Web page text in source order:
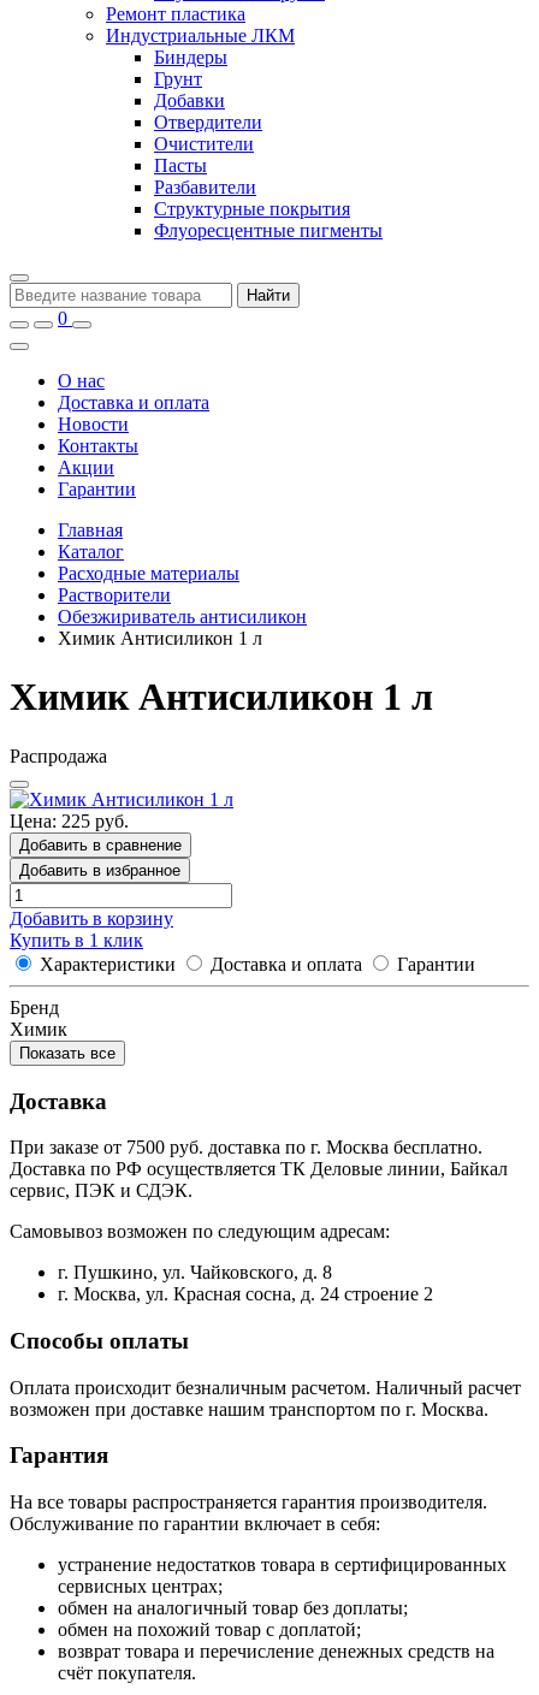
Ремонт пластика
Индустриальные ЛКМ
Биндеры
Грунт
Добавки
Отвердители
Очистители
Пасты
Разбавители
Структурные покрытия
Флуоресцентные пигменты
Найти
0
О нас
Доставка и оплата
Новости
Контакты
Акции
Гарантии
Главная
Каталог
Расходные материалы
Растворители
Обезжириватель антисиликон
Химик Антисиликон 1 л
Химик Антисиликон 1 л
Распродажа
Цена: 225 руб.
Добавить в сравнение
Добавить в избранное
Добавить в корзину
Купить в 1 клик
Характеристики
Доставка и оплата Гарантии
Бренд
Химик
Показать все
Доставка
При заказе от 7500 руб. доставка по г. Москва бесплатно.
Доставка по РФ осуществляется ТК Деловые линии, Байкал
сервис, ПЭК и СДЭК.
Самовывоз возможен по следующим адресам:
г. Пушкино, ул. Чайковского, д. 8
г. Москва, ул. Красная сосна, д. 24 строение 2
Способы оплаты
Оплата происходит безналичным расчетом. Наличный расчет
возможен при доставке нашим транспортом по г. Москва.
Гарантия
На все товары распространяется гарантия производителя.
Обслуживание по гарантии включает в себя:
устранение недостатков товара в сертифицированных
сервисных центрах;
обмен на аналогичный товар без доплаты;
обмен на похожий товар с доплатой;
возврат товара и перечисление денежных средств на
счёт покупателя.